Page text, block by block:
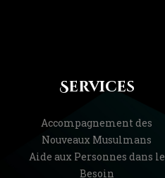
Services
Accompagnement des
Nouveaux Musulmans
Aide aux Personnes dans le
Besoin